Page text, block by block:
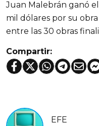
Juan Malebrán ganó
mil dólares por su
entre las 30 obras
Compartir:
EFE